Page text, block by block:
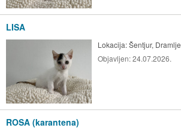
LISA
Lokacija:Šentjur, Dramlje
Objavljen:24.07.2026.
ROSA (karantena)